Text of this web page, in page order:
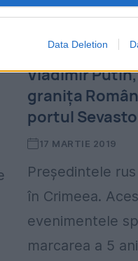
Data Deletion
Vladimir
granița
portul
17 MARTIE 2019
Preşedintele
în Crimeea.
evenimentele
marcarea a 5